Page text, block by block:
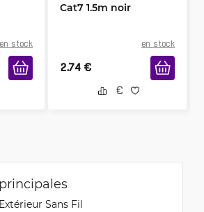
en stock
Cat7 1.5m noir
en stock
2.74 €
Sans Fil